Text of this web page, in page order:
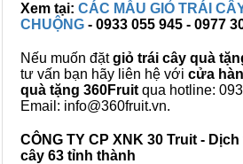
Xem tại: CÁC MẪU GIỎ TRÁI
CHUỘNG - 0933 055 945 - 0977
Nếu muốn đặtgiỏ trái cây quà
tư vấn bạn hãy liên hệ với cửa
quà tặng 360Fruit qua hotline:
Email: info@360fruit.vn.
CÔNG TY CP XNK 30 Truit -
cây 63 tỉnh thành